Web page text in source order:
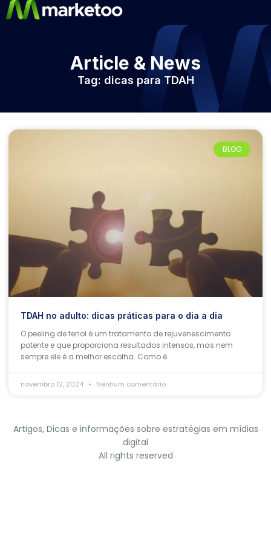
Article & News
Tag: dicas para TDAH
BLOG
TDAH no adulto: dicas práticas para o dia a dia
O peeling de fenol é um tratamento de rejuvenescimento
potente e que proporciona resultados intensos, mas nem
sempre ele é a melhor escolha. Como é
novembro 12, 2024 Nenhum comentário
Artigos, Dicas e informações sobre estratégias em mídias
digital
All rights reserved